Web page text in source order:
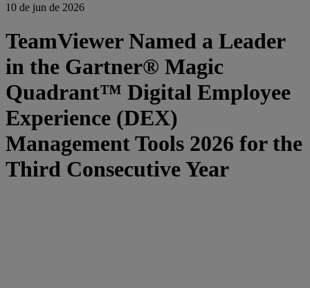
10 de jun de 2026
TeamViewer Named a Leader
in the Gartner® Magic
Quadrant™ Digital Employee
Experience (DEX)
Management Tools 2026 for the
Third Consecutive Year